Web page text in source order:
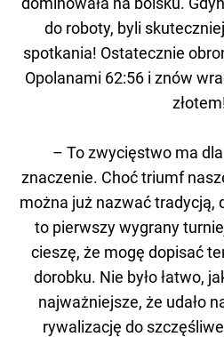
do roboty, byli
spotkania! Ostatecznie
Opolanami 62:56 i znów
– To zwycięstwo ma
znaczenie. Choć triumf
można już nazwać tradycją,
to pierwszy wygrany
cieszę, że mogę dopisać
dorobku. Nie było łatwo,
najważniejsze, że udało
rywalizację do